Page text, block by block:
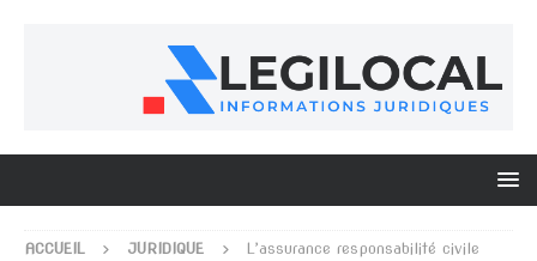
ACCUEIL JURIDIQUE
L’assurance responsabilité civile